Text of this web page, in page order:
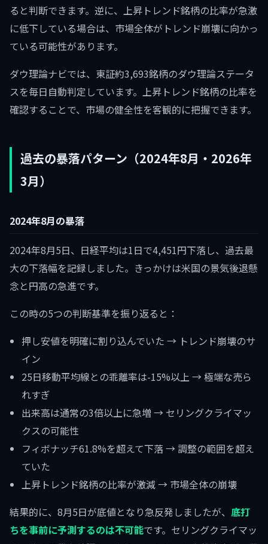
ると判断できます。逆に、上昇トレンド銘柄の比率が急激
に低下している場合は、市場全体がトレンド崩壊に向かっ
ている可能性があります。
ダウ理論ナビでは、東証約3,693銘柄のダウ理論ステータ
スを毎日自動判定しています。上昇トレンド銘柄の比率を
確認することで、市場の健全性を客観的に把握できます。
過去の暴落パターン（2024年8月・2026年
3月）
2024年8月の暴落
2024年8月5日、日経平均は1日で4,451円下落し、過去最
大の下落幅を記録しました。きっかけは米国の景気後退懸
念と円高の急進です。
この時の5つの判断基準を振り返ると：
押し安値を明確に割り込んでいた → トレンド崩壊のサ
イン
25日移動平均線との乖離率は-15%以上 → 極端な売ら
れすぎ
出来高は通常の3倍以上に急増 → セリングクライマッ
クスの可能性
フィボナッチ61.8%を超えて下落 → 調整の範囲を超え
ていた
上昇トレンド銘柄の比率が激減 → 市場全体の崩壊
結果的に、8月5日が底値となり急反発しましたが、 底打
ちを事前に予測するのは不可能です。セリングクライマッ